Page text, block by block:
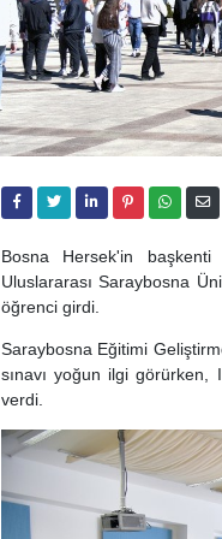
Bosna Hersek'in başkenti
Uluslararası Saraybosna
öğrenci girdi.
Saraybosna Eğitimi
sınavı yoğun ilgi görürken,
verdi.